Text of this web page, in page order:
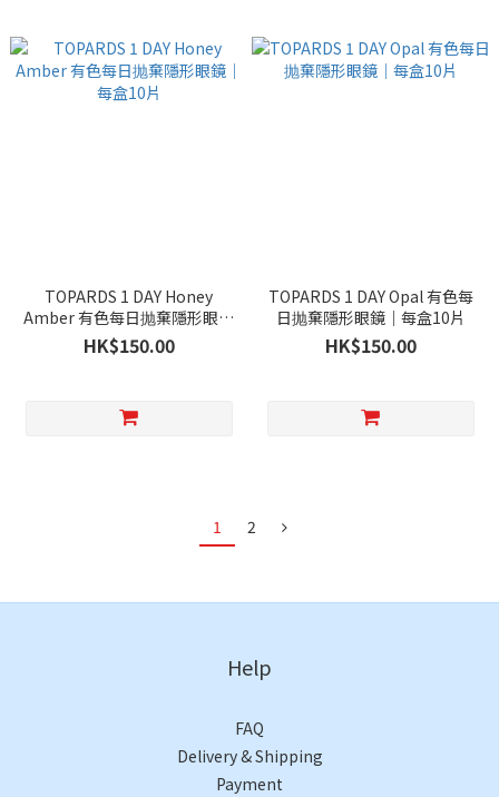
TOPARDS 1 DAY Honey
Amber 有色每日抛棄隱形眼鏡
｜每盒10片
HK$150.00
TOPARDS 1 DAY Opal 有色每
日抛棄隱形眼鏡｜每盒10片
HK$150.00
1 2
Help
FAQ
Delivery & Shipping
Payment